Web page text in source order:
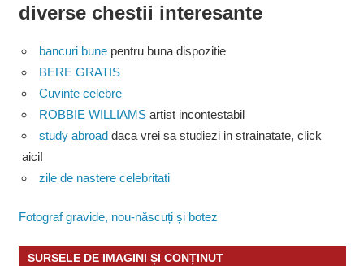
diverse chestii interesante
bancuri bune pentru buna dispozitie
BERE GRATIS
Cuvinte celebre
ROBBIE WILLIAMS artist incontestabil
study abroad daca vrei sa studiezi in strainatate, click
aici!
zile de nastere celebritati
Fotograf gravide, nou-născuți și botez
SURSELE DE IMAGINI ȘI CONȚINUT